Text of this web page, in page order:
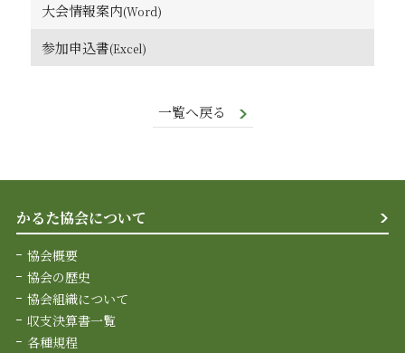
大会情報案内
参加申込書
一覧へ戻る
かるた協会について
協会概要
協会の歴史
協会組織について
収支決算書一覧
各種規程